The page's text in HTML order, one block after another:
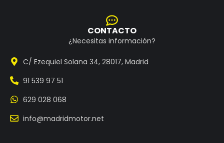
CONTACTO
¿Necesitas información?
C/ Ezequiel Solana 34, 28017, Madrid
91 539 97 51
629 028 068
info@madridmotor.net